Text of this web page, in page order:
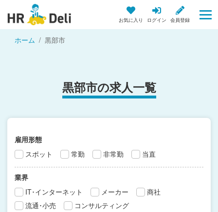
お気に入り ログイン 会員登録
ホーム 黒部市
黒部市の求人一覧
雇用形態
スポット
常勤 非常勤 当直
業界
IT･インターネット
メーカー
商社
流通･小売
コンサルティング